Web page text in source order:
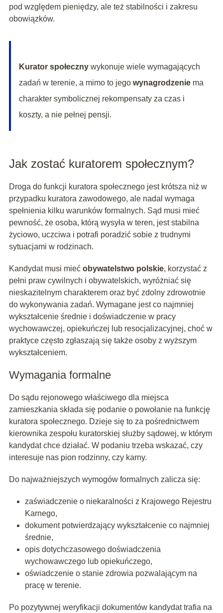
pod względem pieniędzy, ale też stabilności i zakresu
obowiązków.
Kurator społecznywykonuje wiele wymagających
zadań w terenie, a mimo to jego wynagrodzeniema
charakter symbolicznej rekompensaty za czas i
koszty, a nie pełnej pensji.
Jak zostać kuratorem społecznym?
Droga do funkcji kuratora społecznego jest krótsza niż w
przypadku kuratora zawodowego, ale nadal wymaga
spełnienia kilku warunków formalnych. Sąd musi mieć
pewność, że osoba, którą wysyła w teren, jest stabilna
życiowo, uczciwa i potrafi poradzić sobie z trudnymi
sytuacjami w rodzinach.
Kandydat musi mieć obywatelstwo polskie, korzystać z
pełni praw cywilnych i obywatelskich, wyróżniać się
nieskazitelnym charakterem oraz być zdolny zdrowotnie
do wykonywania zadań. Wymagane jest co najmniej
wykształcenie średnie i doświadczenie w pracy
wychowawczej, opiekuńczej lub resocjalizacyjnej, choć w
praktyce często zgłaszają się także osoby z wyższym
wykształceniem.
Wymagania formalne
Do sądu rejonowego właściwego dla miejsca
zamieszkania składa się podanie o powołanie na funkcję
kuratora społecznego. Dzieje się to za pośrednictwem
kierownika zespołu kuratorskiej służby sądowej, w którym
kandydat chce działać. W podaniu trzeba wskazać, czy
interesuje nas pion rodzinny, czy karny.
Do najważniejszych wymogów formalnych zalicza się:
zaświadczenie o niekaralności z Krajowego Rejestru
Karnego,
dokument potwierdzający wykształcenie co najmniej
średnie,
opis dotychczasowego doświadczenia
wychowawczego lub opiekuńczego,
oświadczenie o stanie zdrowia pozwalającym na
pracę w terenie.
Po pozytywnej weryfikacji dokumentów kandydat trafia na